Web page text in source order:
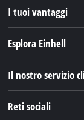
I tuoi vantaggi
Esplora Einhell
Einhell Germany AG
Il nostro servizio
Reti sociali